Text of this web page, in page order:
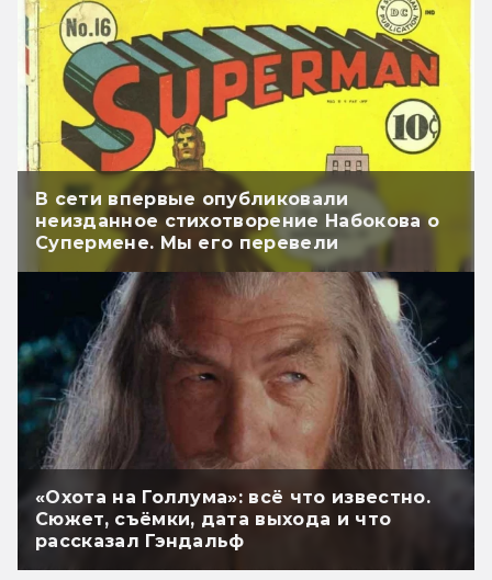
В сети впервые опубликовали
неизданное стихотворение Набокова о
Супермене. Мы его перевели
«Охота на Голлума»: всё что известно.
Сюжет, съёмки, дата выхода и что
рассказал Гэндальф